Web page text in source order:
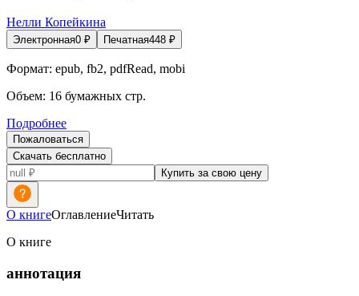
Нелли Копейкина
Электронная0 ₽ Печатная448 ₽
Формат: epub, fb2, pdfRead, mobi
Объем: 16 бумажных стр.
Подробнее
Пожаловаться
Скачать бесплатно
Купить за свою цену
О книгеОглавлениеЧитать
О книге
аннотация